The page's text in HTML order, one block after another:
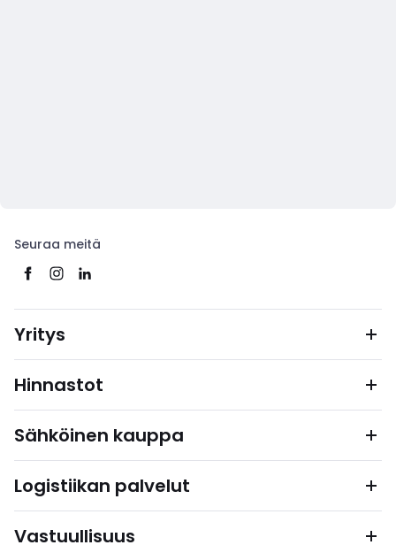
Seuraa meitä
Yritys
Hinnastot
Sähköinen kauppa
Logistiikan palvelut
Vastuullisuus